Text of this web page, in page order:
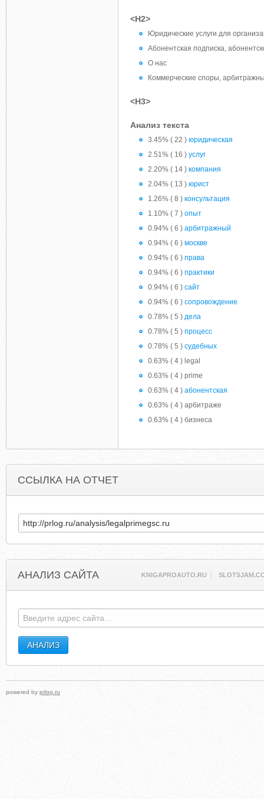
<H2>
Юридические услуги для
Абонентская подписка,
О нас
Коммерческие споры,
<H3>
Анализ текста
3.45% ( 22 ) юридическая
2.51% ( 16 ) услуг
2.20% ( 14 ) компания
2.04% ( 13 ) юрист
1.26% ( 8 ) консультация
1.10% ( 7 ) опыт
0.94% ( 6 ) арбитражный
0.94% ( 6 ) москве
0.94% ( 6 ) права
0.94% ( 6 ) практики
0.94% ( 6 ) сайт
0.94% ( 6 ) сопровождение
0.78% ( 5 ) дела
0.78% ( 5 ) процесс
0.78% ( 5 ) судебных
0.63% ( 4 ) legal
0.63% ( 4 ) prime
0.63% ( 4 ) абонентская
0.63% ( 4 ) арбитраже
0.63% ( 4 ) бизнеса
ССЫЛКА НА ОТЧЕТ
АНАЛИЗ САЙТА KNIGAPROAUTO.RU
powered by prlog.ru